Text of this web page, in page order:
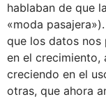
hablaban de que
«moda
que los datos nos
en el crecimiento,
creciendo en el
otras, que ahora